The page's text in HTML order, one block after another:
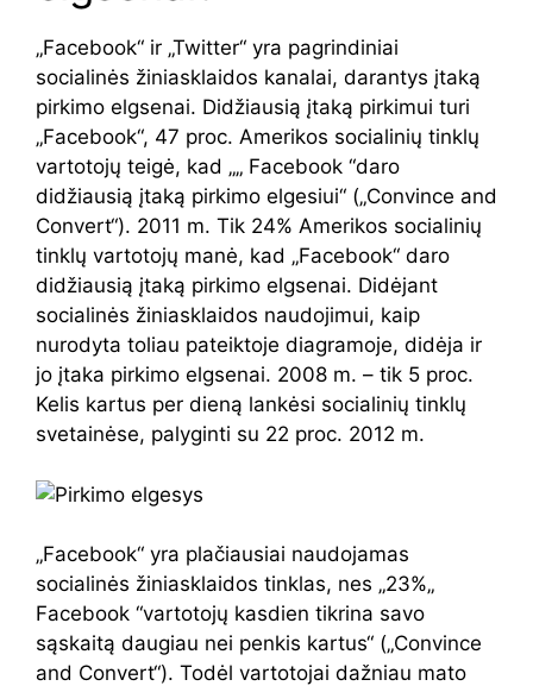
„Facebook“ ir „Twitter“ yra pagrindiniai
socialinės žiniasklaidos kanalai, darantys įtaką
pirkimo elgsenai. Didžiausią įtaką pirkimui turi
„Facebook“, 47 proc. Amerikos socialinių tinklų
vartotojų teigė, kad „„ Facebook “daro
didžiausią įtaką pirkimo elgesiui“ („Convince and
Convert“). 2011 m. Tik 24% Amerikos socialinių
tinklų vartotojų manė, kad „Facebook“ daro
didžiausią įtaką pirkimo elgsenai. Didėjant
socialinės žiniasklaidos naudojimui, kaip
nurodyta toliau pateiktoje diagramoje, didėja ir
jo įtaka pirkimo elgsenai. 2008 m. – tik 5 proc.
Kelis kartus per dieną lankėsi socialinių tinklų
svetainėse, palyginti su 22 proc. 2012 m.
„Facebook“ yra plačiausiai naudojamas
socialinės žiniasklaidos tinklas, nes „23%„
Facebook “vartotojų kasdien tikrina savo
sąskaitą daugiau nei penkis kartus“ („Convince
and Convert“). Todėl vartotojai dažniau mato